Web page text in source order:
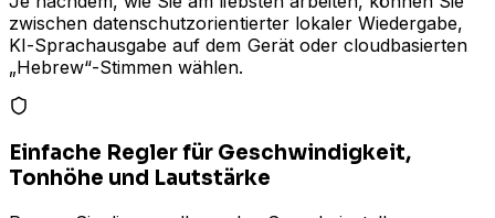
zwischen datenschutzorientierter lokaler Wiedergabe,
KI-Sprachausgabe auf dem Gerät oder cloudbasierten
„Hebrew“-Stimmen wählen.
Einfache Regler für Geschwindigkeit,
Tonhöhe und Lautstärke